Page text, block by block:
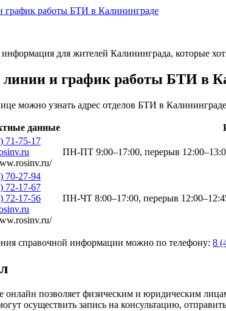
график работы БТИ в Калининграде
для жителей Калининграда, которые
линии и график работы БТИ в
можно узнать адрес отделов БТИ в
данные
71-75-17
ПН-ПТ 9:00–17:00, перерыв
70-27-94
72-17-67
72-17-56
ПН-ЧТ 8:00–17:00, перерыв
справочной информации можно по телефону: 8
онлайн позволяет физическим и юридическим
осуществить запись на консультацию,